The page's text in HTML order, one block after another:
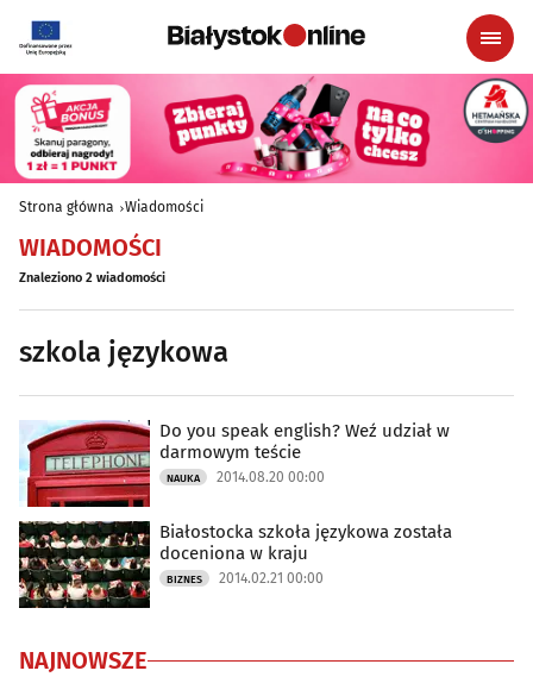
Strona główna Wiadomości
WIADOMOŚCI
Znaleziono 2 wiadomości
szkola językowa
Do you speak english? Weź udział w
darmowym teście
NAUKA 2014.08.20 00:00
Białostocka szkoła językowa została
doceniona w kraju
BIZNES 2014.02.21 00:00
NAJNOWSZE